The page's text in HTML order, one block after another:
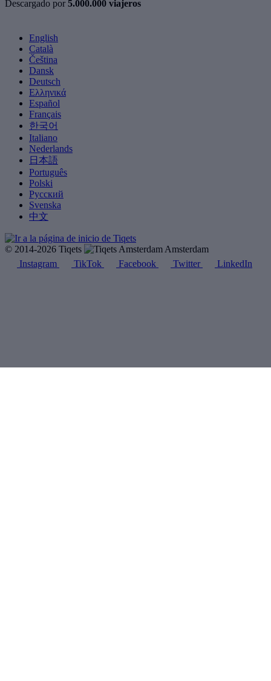
Descargado por 5.000.000 viajeros
English
Català
Čeština
Dansk
Deutsch
Ελληνικά
Español
Français
한국어
Italiano
Nederlands
日本語
Português
Polski
Русский
Svenska
中文
© 2014-2026 Tiqets
Amsterdam
Instagram
TikTok Facebook Twitter LinkedIn